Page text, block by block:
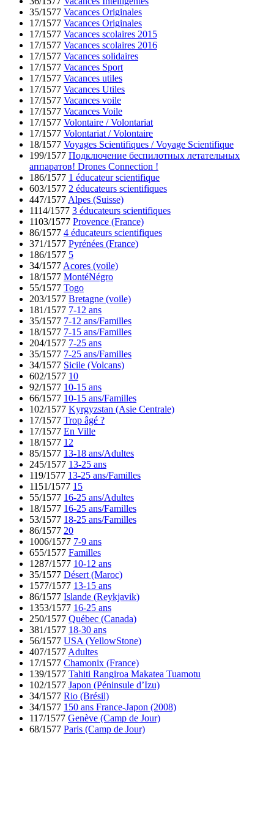
35/1577 Vacances Originales
17/1577 Vacances Originales
17/1577 Vacances scolaires 2015
17/1577 Vacances scolaires 2016
17/1577 Vacances solidaires
17/1577 Vacances Sport
17/1577 Vacances utiles
17/1577 Vacances Utiles
17/1577 Vacances voile
17/1577 Vacances Voile
17/1577 Volontaire / Volontariat
17/1577 Volontariat / Volontaire
18/1577 Voyages Scientifiques / Voyage Scientifique
199/1577 Подключение беспилотных летательных
аппаратов! Drones Connection !
186/1577 1 éducateur scientifique
603/1577 2 éducateurs scientifiques
447/1577 Alpes (Suisse)
1114/1577 3 éducateurs scientifiques
1103/1577 Provence (France)
86/1577 4 éducateurs scientifiques
371/1577 Pyrénées (France)
186/1577 5
34/1577 Acores (voile)
18/1577 MontéNégro
55/1577 Togo
203/1577 Bretagne (voile)
181/1577 7-12 ans
35/1577 7-12 ans/Familles
18/1577 7-15 ans/Familles
204/1577 7-25 ans
35/1577 7-25 ans/Familles
34/1577 Sicile (Volcans)
602/1577 10
92/1577 10-15 ans
66/1577 10-15 ans/Familles
102/1577 Kyrgyzstan (Asie Centrale)
17/1577 Trop âgé ?
17/1577 En Ville
18/1577 12
85/1577 13-18 ans/Adultes
245/1577 13-25 ans
119/1577 13-25 ans/Familles
1151/1577 15
55/1577 16-25 ans/Adultes
18/1577 16-25 ans/Familles
53/1577 18-25 ans/Familles
86/1577 20
1006/1577 7-9 ans
655/1577 Familles
1287/1577 10-12 ans
35/1577 Désert (Maroc)
1577/1577 13-15 ans
86/1577 Islande (Reykjavik)
1353/1577 16-25 ans
250/1577 Québec (Canada)
381/1577 18-30 ans
56/1577 USA (YellowStone)
407/1577 Adultes
17/1577 Chamonix (France)
139/1577 Tahiti Rangiroa Makatea Tuamotu
102/1577 Japon (Péninsule d’Izu)
34/1577 Rio (Brésil)
34/1577 150 ans France-Japon (2008)
117/1577 Genève (Camp de Jour)
68/1577 Paris (Camp de Jour)